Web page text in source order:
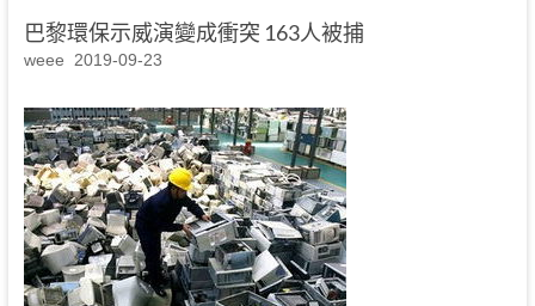
巴黎環保示威演變成衝突 163人被捕
weee 2019-09-23